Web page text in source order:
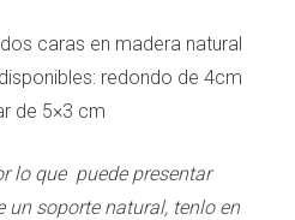
caras en madera natural
redondo de 4cm
de 5×3 cm
lo que puede presentar
un soporte natural, tenlo en